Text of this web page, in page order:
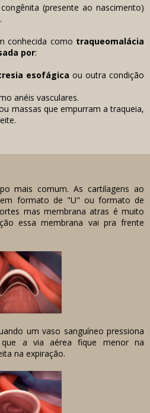
(presente ao nascimento)
conhecida como traqueomalácia
por:
esofágica ou outra condição
anéis vasculares.
massas que empurram a traqueia,
mais comum. As cartilagens ao
formato de "U" ou formato de
mas membrana atras é muito
essa membrana vai pra frente
um vaso sanguíneo pressiona
a via aérea fique menor na
na expiração.